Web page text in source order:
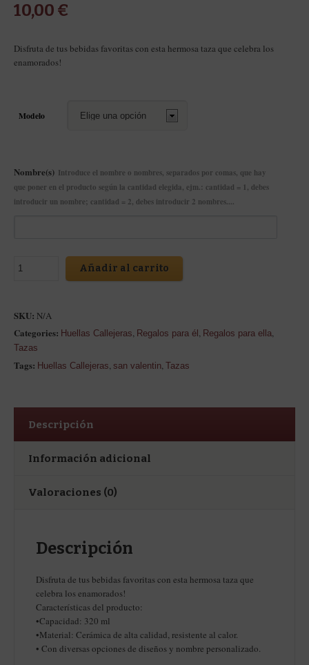
10,00 €
Disfruta de tus bebidas favoritas con esta hermosa taza que celebra los
enamorados!
Modelo
Nombre(s) Introduce el nombre o nombres, separados por comas, que hay
que poner en el producto según la cantidad elegida, ejm.: cantidad = 1, debes
introducir un nombre; cantidad = 2, debes introducir 2 nombres....
Añadir al carrito
SKU: N/A
Categories: Huellas Callejeras Regalos para él Regalos para ella
Tazas
Tags: Huellas Callejeras san valentin Tazas
Descripción
Información adicional
Valoraciones (0)
Descripción
Disfruta de tus bebidas favoritas con esta hermosa taza que
celebra los enamorados!
Características del producto:
•Capacidad: 320 ml
•Material: Cerámica de alta calidad, resistente al calor.
• Con diversas opciones de diseños y nombre personalizado.